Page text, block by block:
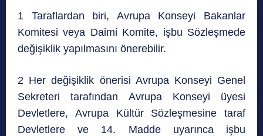
1 Taraflardan biri, Avrupa Konseyi Bakanlar
Komitesi veya Daimi Komite, işbu Sözleşmede
değişiklik yapılmasını önerebilir.
2 Her değişiklik önerisi Avrupa Konseyi Genel
Sekreteri tarafından Avrupa Konseyi üyesi
Devletlere, Avrupa Kültür Sözleşmesine taraf
Devletlere ve 14. Madde uyarınca işbu